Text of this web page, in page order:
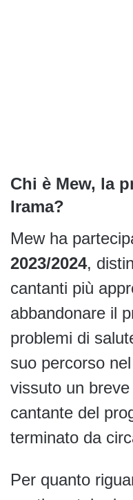
Chi è Mew, la
Irama?
Mew ha
2023/2024,
cantanti più
abbandonare il
problemi di
suo percorso
vissuto un
cantante del
terminato da
Per quanto